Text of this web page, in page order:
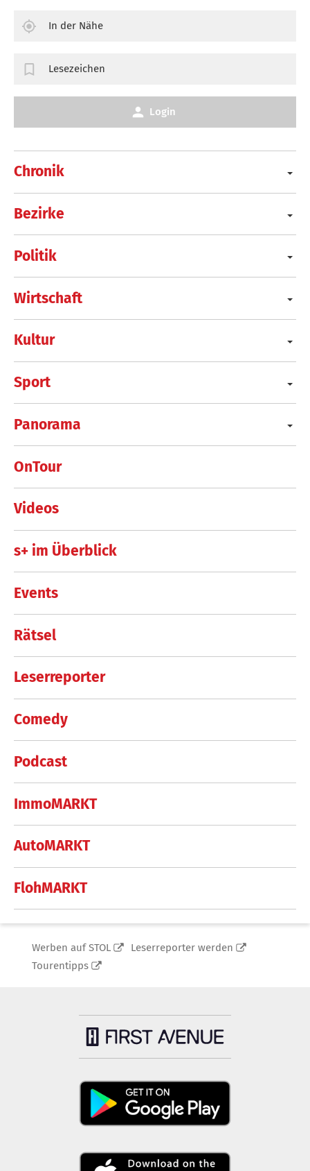
Chronik
Bezirke
Politik
Wirtschaft
Kultur
Sport
Panorama
OnTour
Videos
s+ im Überblick
Events
Rätsel
Leserreporter
Comedy
Podcast
ImmoMARKT
AutoMARKT
FlohMARKT
In der Nähe
Lesezeichen
Login
Werben auf STOL
Leserreporter werden
Tourentipps